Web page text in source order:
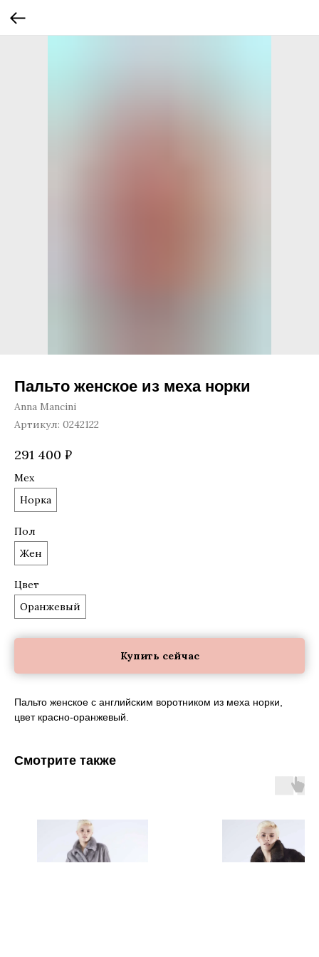
Пальто женское из меха норки
Anna Mancini
Артикул: 0242122
291 400 ₽
Мех
Норка
Пол
Жен
Цвет
Оранжевый
Купить сейчас
Пальто женское с английским воротником из меха норки,
цвет красно-оранжевый.
Смотрите также